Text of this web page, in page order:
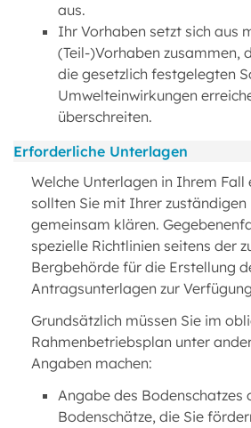
aus.
Ihr Vorhaben setzt sich aus
(Teil-)Vorhaben zusammen,
die gesetzlich festgelegten
Umwelteinwirkungen
überschreiten.
Erforderliche Unterlagen
Welche Unterlagen in Ihrem Fall
sollten Sie mit Ihrer
gemeinsam klären.
spezielle Richtlinien seitens der
Bergbehörde für die Erstellung
Antragsunterlagen zur
Grundsätzlich müssen Sie im
Rahmenbetriebsplan unter
Angaben machen:
Angabe des Bodenschatzes
Bodenschätze, die Sie